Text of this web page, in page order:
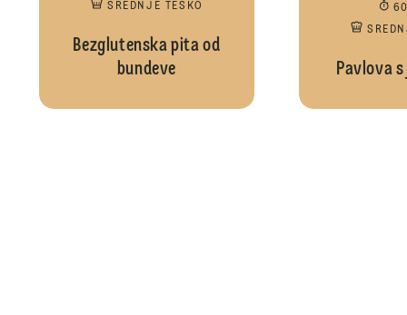
SREDNJE TEŠKO
Bezglutenska pita od
bundeve
Pavlova